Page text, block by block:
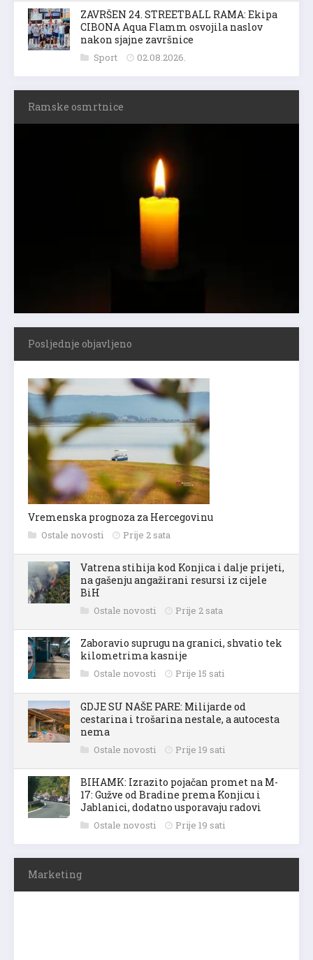
ZAVRŠEN 24. STREETBALL RAMA: Ekipa
CIBONA Aqua Flamm osvojila naslov
nakon sjajne završnice
Sport 02.08.2026.
Ramske osmrtnice
Posljednje objavljeno
Vremenska prognoza za Hercegovinu
Ostale novosti Prije 2 sata
Vatrena stihija kod Konjica i dalje prijeti,
na gašenju angažirani resursi iz cijele
BiH
Ostale novosti Prije 2 sata
Zaboravio suprugu na granici, shvatio tek
kilometrima kasnije
Ostale novosti Prije 15 sati
GDJE SU NAŠE PARE: Milijarde od
cestarina i trošarina nestale, a autocesta
nema
Ostale novosti Prije 19 sati
BIHAMK: Izrazito pojačan promet na M-
17: Gužve od Bradine prema Konjicu i
Jablanici, dodatno usporavaju radovi
Ostale novosti Prije 19 sati
Marketing